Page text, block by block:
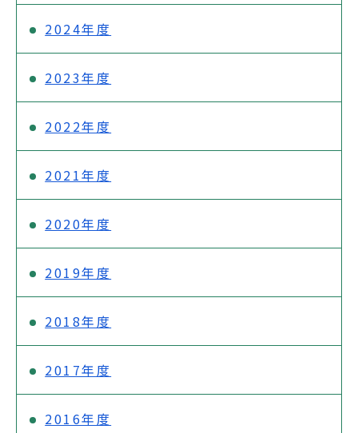
2024年度
2023年度
2022年度
2021年度
2020年度
2019年度
2018年度
2017年度
2016年度